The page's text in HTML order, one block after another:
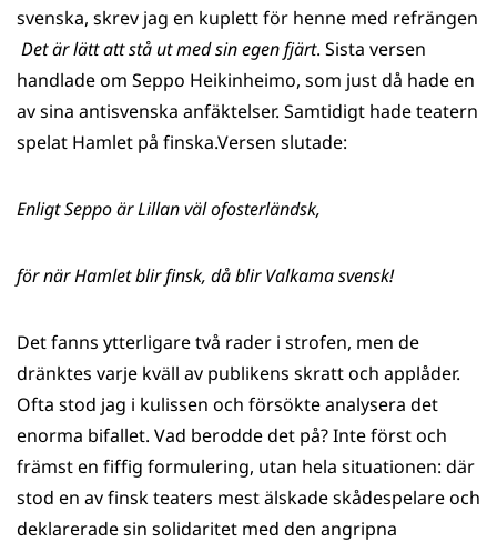
svenska, skrev jag en kuplett för henne med refrängen
Det är lätt att stå ut med sin egen fjärt. Sista versen
handlade om Seppo Heikinheimo, som just då hade en
av sina antisvenska anfäktelser. Samtidigt hade teatern
spelat Hamlet på finska.Versen slutade:
Enligt Seppo är Lillan väl ofosterländsk,
för när Hamlet blir finsk, då blir Valkama svensk!
Det fanns ytterligare två rader i strofen, men de
dränktes varje kväll av publikens skratt och applåder.
Ofta stod jag i kulissen och försökte analysera det
enorma bifallet. Vad berodde det på? Inte först och
främst en fiffig formulering, utan hela situationen: där
stod en av finsk teaters mest älskade skådespelare och
deklarerade sin solidaritet med den angripna